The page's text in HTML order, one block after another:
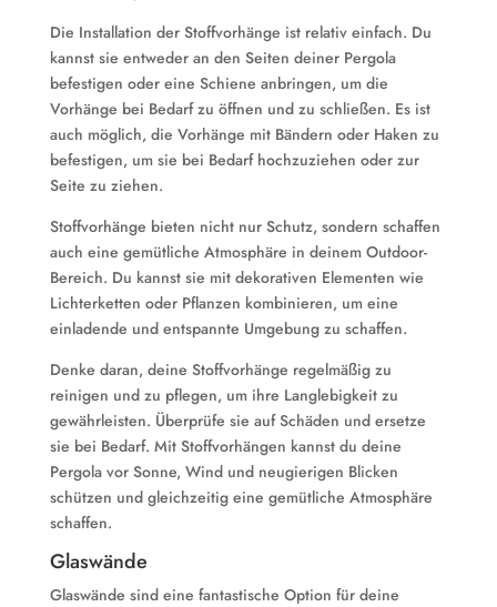
Die Installation der Stoffvorhänge ist relativ einfach. Du
kannst sie entweder an den Seiten deiner Pergola
befestigen oder eine Schiene anbringen, um die
Vorhänge bei Bedarf zu öffnen und zu schließen. Es ist
auch möglich, die Vorhänge mit Bändern oder Haken zu
befestigen, um sie bei Bedarf hochzuziehen oder zur
Seite zu ziehen.
Stoffvorhänge bieten nicht nur Schutz, sondern schaffen
auch eine gemütliche Atmosphäre in deinem Outdoor-
Bereich. Du kannst sie mit dekorativen Elementen wie
Lichterketten oder Pflanzen kombinieren, um eine
einladende und entspannte Umgebung zu schaffen.
Denke daran, deine Stoffvorhänge regelmäßig zu
reinigen und zu pflegen, um ihre Langlebigkeit zu
gewährleisten. Überprüfe sie auf Schäden und ersetze
sie bei Bedarf. Mit Stoffvorhängen kannst du deine
Pergola vor Sonne, Wind und neugierigen Blicken
schützen und gleichzeitig eine gemütliche Atmosphäre
schaffen.
Glaswände
Glaswände sind eine fantastische Option für deine